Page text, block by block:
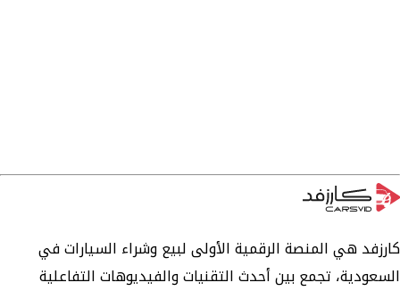
كارزفد هي المنصة الرقمية الأولى لبيع وشراء السيارات في
السعودية، تجمع بين أحدث التقنيات والفيديوهات التفاعلية